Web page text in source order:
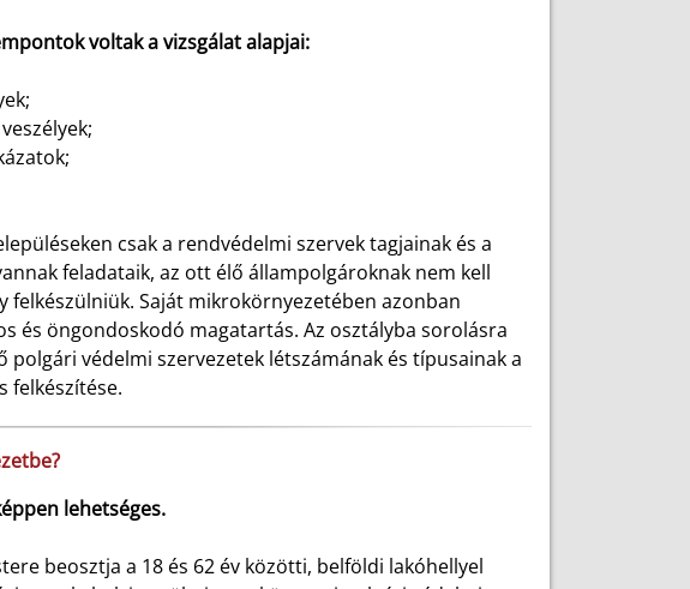
voltak a vizsgálat alapjai:
csak a rendvédelmi szervek tagjainak és a
feladataik, az ott élő állampolgároknak nem kell
Saját mikrokörnyezetében azonban
és öngondoskodó magatartás. Az osztályba sorolásra
védelmi szervezetek létszámának és típusainak a
felkészítése.
lehetséges.
beosztja a 18 és 62 év közötti, belföldi lakóhellyel